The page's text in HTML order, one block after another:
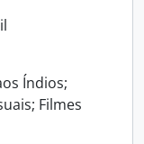
Índios;
Filmes